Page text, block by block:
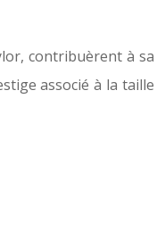
contribuèrent à sa
associé à la taille